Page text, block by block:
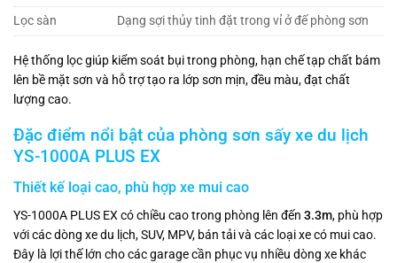
Lọc sàn
Dạng sợi thủy tinh đặt trong vỉ ở đế phòng sơn
Hệ thống lọc giúp kiểm soát bụi trong phòng, hạn chế tạp chất bám
lên bề mặt sơn và hỗ trợ tạo ra lớp sơn mịn, đều màu, đạt chất
lượng cao.
Đặc điểm nổi bật của phòng sơn sấy xe du lịch
YS-1000A PLUS EX
Thiết kế loại cao, phù hợp xe mui cao
YS-1000A PLUS EX có chiều cao trong phòng lên đến 3.3m, phù hợp
với các dòng xe du lịch, SUV, MPV, bán tải và các loại xe có mui cao.
Đây là lợi thế lớn cho các garage cần phục vụ nhiều dòng xe khác